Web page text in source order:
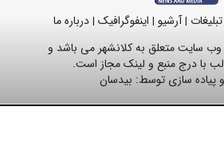
|آرشیو | اینفوگرافیک |درباره ما
سایت متعلق به کلانشهر می باشد و
با درج منبع و لینک مجاز است.
پیاده سازی توسط: بیدسان